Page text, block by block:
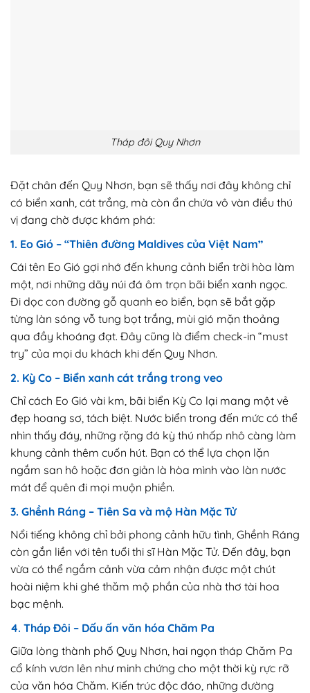
Tháp đôi Quy Nhơn
Đặt chân đến Quy Nhơn, bạn sẽ thấy nơi đây không chỉ
có biển xanh, cát trắng, mà còn ẩn chứa vô vàn điều thú
vị đang chờ được khám phá:
1. Eo Gió – “Thiên đường Maldives của Việt Nam”
Cái tên Eo Gió gợi nhớ đến khung cảnh biển trời hòa làm
một, nơi những dãy núi đá ôm trọn bãi biển xanh ngọc.
Đi dọc con đường gỗ quanh eo biển, bạn sẽ bắt gặp
từng làn sóng vỗ tung bọt trắng, mùi gió mặn thoảng
qua đầy khoáng đạt. Đây cũng là điểm check-in “must
try” của mọi du khách khi đến Quy Nhơn.
2. Kỳ Co – Biển xanh cát trắng trong veo
Chỉ cách Eo Gió vài km, bãi biển Kỳ Co lại mang một vẻ
đẹp hoang sơ, tách biệt. Nước biển trong đến mức có thể
nhìn thấy đáy, những rặng đá kỳ thú nhấp nhô càng làm
khung cảnh thêm cuốn hút. Bạn có thể lựa chọn lặn
ngắm san hô hoặc đơn giản là hòa mình vào làn nước
mát để quên đi mọi muộn phiền.
3. Ghềnh Ráng – Tiên Sa và mộ Hàn Mặc Tử
Nổi tiếng không chỉ bởi phong cảnh hữu tình, Ghềnh Ráng
còn gắn liền với tên tuổi thi sĩ Hàn Mặc Tử. Đến đây, bạn
vừa có thể ngắm cảnh vừa cảm nhận được một chút
hoài niệm khi ghé thăm mộ phần của nhà thơ tài hoa
bạc mệnh.
4. Tháp Đôi – Dấu ấn văn hóa Chăm Pa
Giữa lòng thành phố Quy Nhơn, hai ngọn tháp Chăm Pa
cổ kính vươn lên như minh chứng cho một thời kỳ rực rỡ
của văn hóa Chăm. Kiến trúc độc đáo, những đường